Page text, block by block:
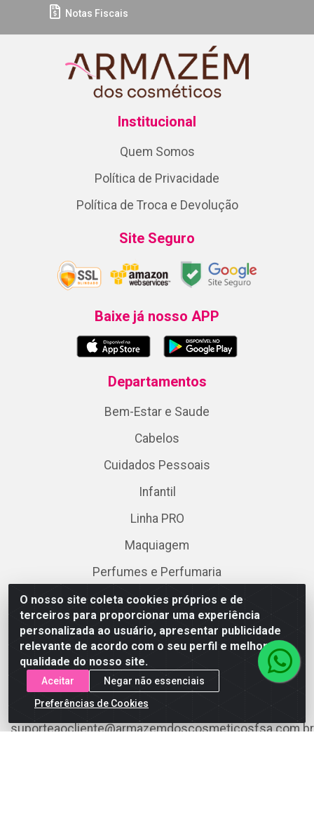
O nosso site coleta cookies próprios e de
terceiros para proporcionar uma experiência
personalizada ao usuário, apresentar publicidade
relevante de acordo com o seu perfil e melhorar a
qualidade do nosso site.
Aceitar
Negar não essenciais
Preferências de Cookies
Notas Fiscais
Institucional
Quem Somos
Política de Privacidade
Política de Troca e Devolução
Site Seguro
Baixe já nosso APP
Departamentos
Bem-Estar e Saude
Cabelos
Cuidados Pessoais
Infantil
Linha PRO
Maquiagem
Perfumes e Perfumaria
Skincare
Fale Conosco
(75) 3199-5180
(75) 3199-5180
suporteaocliente@armazemdoscosmeticosfsa.com.br